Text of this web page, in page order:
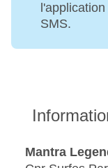
SMS.
Mantra